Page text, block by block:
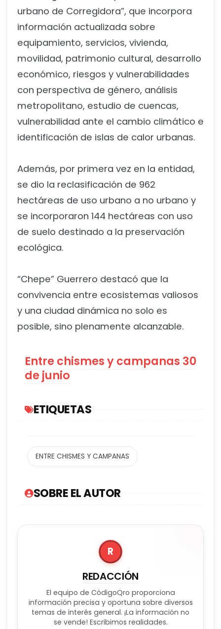
urbano de Corregidora”, que incorpora
información actualizada sobre
equipamiento, servicios, vivienda,
movilidad, patrimonio cultural, desarrollo
económico, riesgos y vulnerabilidades
con perspectiva de género, análisis
metropolitano, estudio de cuencas,
vulnerabilidad ante el cambio climático e
identificación de islas de calor urbanas.
Además, por primera vez en la entidad,
se dio la reclasificación de 962
hectáreas de uso urbano a no urbano y
se incorporaron 144 hectáreas con uso
de suelo destinado a la preservación
ecológica.
“Chepe” Guerrero destacó que la
convivencia entre ecosistemas valiosos
y una ciudad dinámica no solo es
posible, sino plenamente alcanzable.
Entre chismes y campanas 30
de junio
ETIQUETAS
ENTRE CHISMES Y CAMPANAS
SOBRE EL AUTOR
R
REDACCIÓN
El equipo de CódigoQro proporciona
información precisa y oportuna sobre diversos
temas de interés general. ¡La información no
se vende! Escribimos realidades.